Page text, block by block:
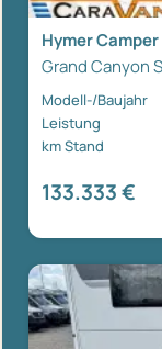
Hymer Camper
Grand Canyon
Modell-/Baujahr
Leistung
km Stand
133.333 €